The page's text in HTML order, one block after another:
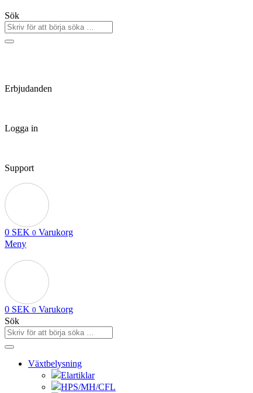
Sök
Erbjudanden
Logga in
Support
0 SEK 0 Varukorg
Meny
0 SEK 0 Varukorg
Sök
Växtbelysning
Elartiklar
HPS/MH/CFL